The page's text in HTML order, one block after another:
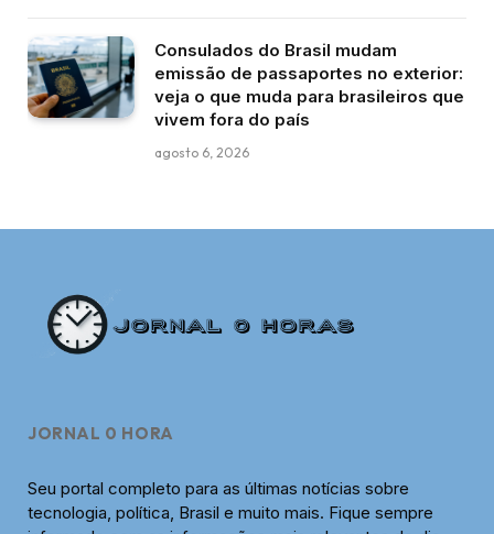
Consulados do Brasil mudam
emissão de passaportes no exterior:
veja o que muda para brasileiros que
vivem fora do país
agosto 6, 2026
JORNAL 0 HORA
Seu portal completo para as últimas notícias sobre
tecnologia, política, Brasil e muito mais. Fique sempre